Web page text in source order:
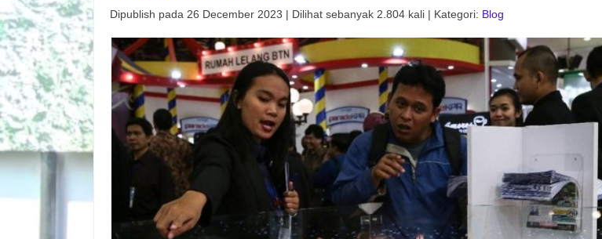
Dipublish pada 26 December 2023 | Dilihat sebanyak 2.804 kali | Kategori: Blog